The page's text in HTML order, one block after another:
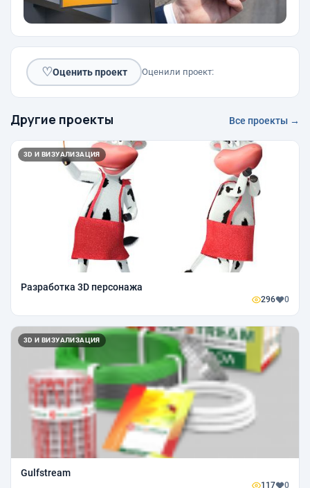
♡Оценить проект Оценили проект:
Другие проекты Все проекты →
3D И ВИЗУАЛИЗАЦИЯ
Разработка 3D персонажа
296 0
3D И ВИЗУАЛИЗАЦИЯ
Gulfstream
117 0